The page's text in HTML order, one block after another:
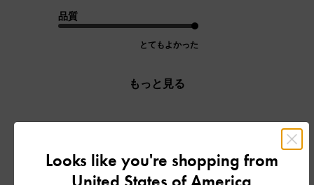
品質
とてもよかった
もっと見る
並べ替え
Looks like you're shopping from